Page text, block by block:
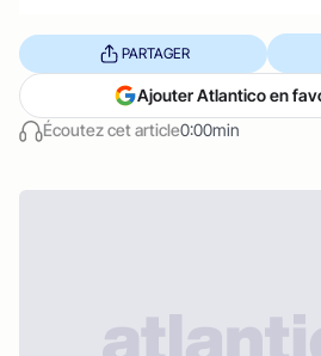
Écoutez cet article0:00min
PARTAGER
Ajouter Atlantico en